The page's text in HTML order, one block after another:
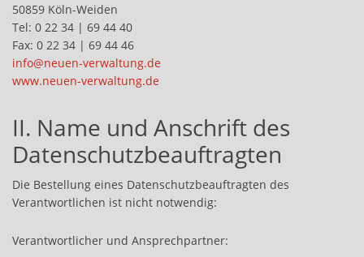
50859 Köln-Weiden
Tel: 0 22 34 | 69 44 40
Fax: 0 22 34 | 69 44 46
info@neuen-verwaltung.de
www.neuen-verwaltung.de
II. Name und Anschrift des
Datenschutzbeauftragten
Die Bestellung eines Datenschutzbeauftragten des
Verantwortlichen ist nicht notwendig:
Verantwortlicher und Ansprechpartner: